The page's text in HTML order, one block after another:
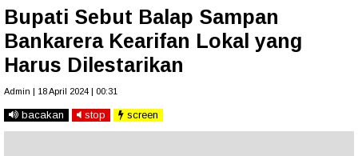
Bupati Sebut Balap Sampan
Bankarera Kearifan Lokal yang
Harus Dilestarikan
Admin | 18 April 2024 | 00:31
bacakan stop screen